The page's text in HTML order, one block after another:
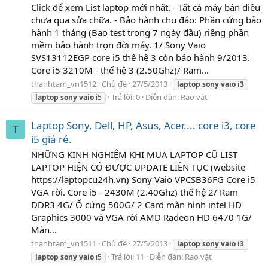
Click để xem List laptop mới nhất. - Tất cả máy bán điều
chưa qua sửa chữa. - Bảo hành chu đáo: Phần cứng bảo
hành 1 tháng (Bao test trong 7 ngày đầu) riêng phần
mềm bảo hành trọn đời máy. 1/ Sony Vaio
SVS13112EGP core i5 thế hệ 3 còn bảo hành 9/2013.
Core i5 3210M - thế hệ 3 (2.50Ghz)/ Ram...
thanhtam_vn1512 Chủ đề 27/5/2013 laptop sonyvaio i3
laptop sonyvaio i5 Trả lời: 0 Diễn đàn: Rao vặt
T
Laptop Sony, Dell, HP, Asus, Acer.... core i3, core
i5 giá rẻ.
NHỮNG KINH NGHIỆM KHI MUA LAPTOP CŨ LIST
LAPTOP HIỆN CÓ ĐƯỢC UPDATE LIÊN TỤC (website
https://laptopcu24h.vn) Sony Vaio VPCSB36FG Core i5
VGA rời. Core i5 - 2430M (2.40Ghz) thế hệ 2/ Ram
DDR3 4G/ Ổ cứng 500G/ 2 Card màn hình intel HD
Graphics 3000 và VGA rời AMD Radeon HD 6470 1G/
Màn...
thanhtam_vn1511 Chủ đề 27/5/2013 laptop sonyvaio i3
laptop sonyvaio i5 Trả lời: 11 Diễn đàn: Rao vặt